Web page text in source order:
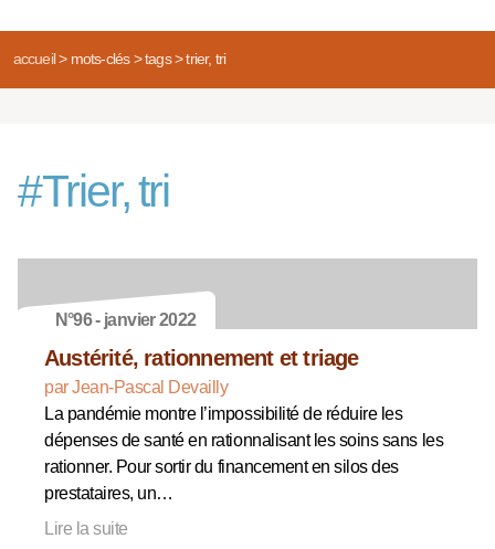
accueil> mots-clés> tags> trier, tri
#Trier, tri
N°96 - janvier 2022
Austérité, rationnement et triage
par Jean-Pascal Devailly
La pandémie montre l’impossibilité de réduire les
dépenses de santé en rationnalisant les soins sans les
rationner. Pour sortir du financement en silos des
prestataires, un…
Lire la suite